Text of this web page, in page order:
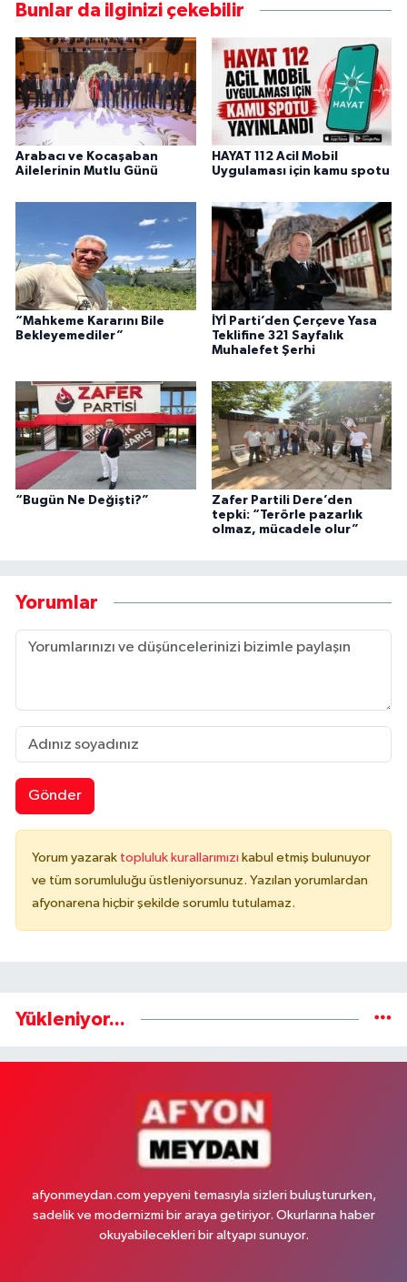
Bunlar da ilginizi çekebilir
Arabacı ve Kocaşaban
Ailelerinin Mutlu Günü
HAYAT 112 Acil Mobil
Uygulaması için kamu spotu
“Mahkeme Kararını Bile
Bekleyemediler”
İYİ Parti’den Çerçeve Yasa
Teklifine 321 Sayfalık
Muhalefet Şerhi
“Bugün Ne Değişti?”
Zafer Partili Dere’den
tepki: “Terörle pazarlık
olmaz, mücadele olur”
Yorumlar
Gönder
Yorum yazarak topluluk kurallarımızı kabul etmiş bulunuyor
ve tüm sorumluluğu üstleniyorsunuz. Yazılan yorumlardan
afyonarena hiçbir şekilde sorumlu tutulamaz.
Yükleniyor...
afyonmeydan.com yepyeni temasıyla sizleri buluştururken,
sadelik ve modernizmi bir araya getiriyor. Okurlarına haber
okuyabilecekleri bir altyapı sunuyor.